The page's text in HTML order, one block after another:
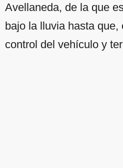
Avellaneda, de la que
bajo la lluvia hasta
control del vehículo y